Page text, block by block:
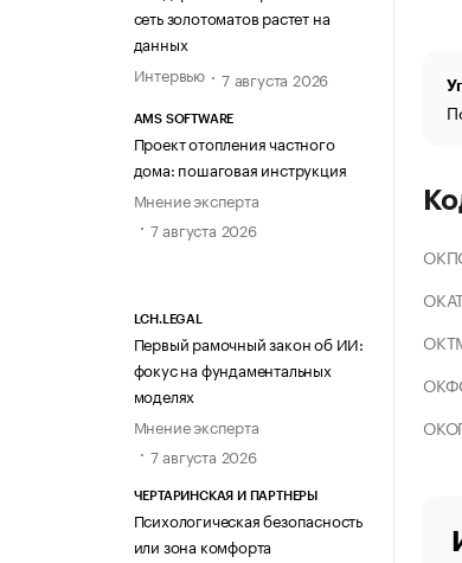
сеть золотоматов растет на
данных
Интервью
7 августа 2026
AMS SOFTWARE
Проект отопления частного
дома: пошаговая инструкция
Мнение эксперта
7 августа 2026
LCH.LEGAL
Первый рамочный закон об ИИ:
фокус на фундаментальных
моделях
Мнение эксперта
7 августа 2026
ЧЕРТАРИНСКАЯ И ПАРТНЕРЫ
Психологическая безопасность
или зона комфорта